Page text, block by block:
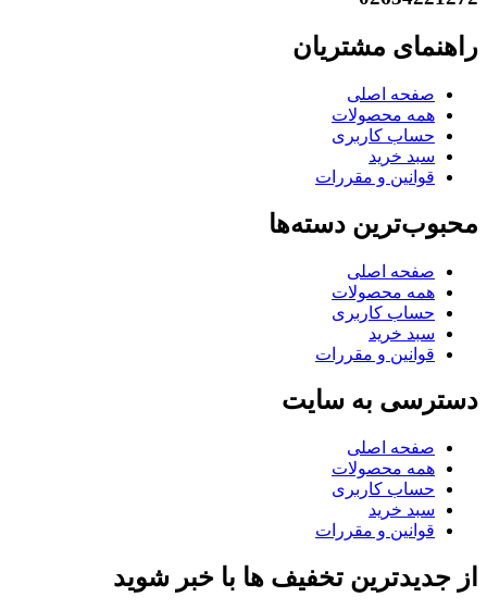
راهنمای مشتریان
صفحه اصلی
همه محصولات
حساب کاربری
سبد خرید
قوانین و مقررات
محبوب‌ترین دسته‌ها
صفحه اصلی
همه محصولات
حساب کاربری
سبد خرید
قوانین و مقررات
دسترسی به سایت
صفحه اصلی
همه محصولات
حساب کاربری
سبد خرید
قوانین و مقررات
از جدیدترین تخفیف ها با خبر شوید